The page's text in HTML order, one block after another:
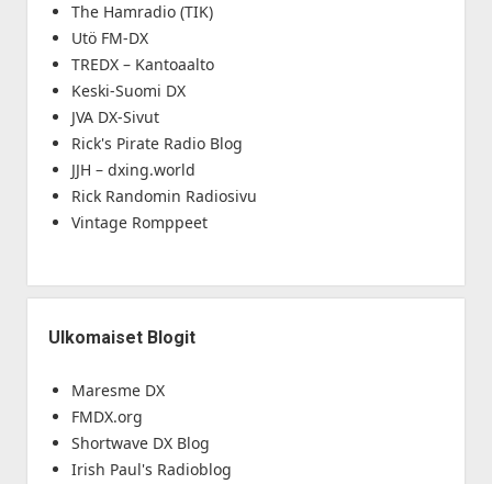
The Hamradio (TIK)
Utö FM-DX
TREDX – Kantoaalto
Keski-Suomi DX
JVA DX-Sivut
Rick's Pirate Radio Blog
JJH – dxing.world
Rick Randomin Radiosivu
Vintage Romppeet
Ulkomaiset Blogit
Maresme DX
FMDX.org
Shortwave DX Blog
Irish Paul's Radioblog